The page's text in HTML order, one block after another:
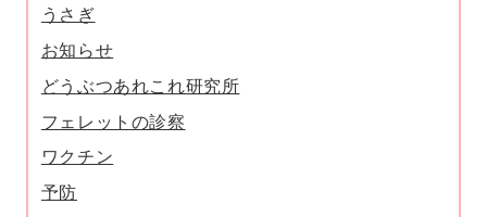
うさぎ
お知らせ
どうぶつあれこれ研究所
フェレットの診察
ワクチン
予防